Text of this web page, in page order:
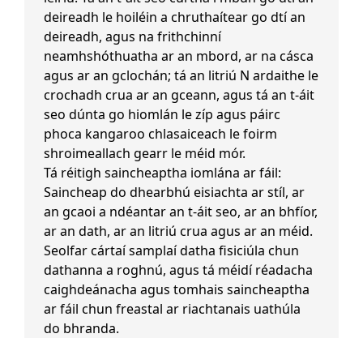
deireadh le hoiléin a chruthaítear go dtí an
deireadh, agus na frithchinní
neamhshóthuatha ar an mbord, ar na cásca
agus ar an gclochán; tá an litriú N ardaithe le
crochadh crua ar an gceann, agus tá an t-áit
seo dúnta go hiomlán le zíp agus páirc
phoca kangaroo chlasaiceach le foirm
shroimeallach gearr le méid mór.
Tá réitigh saincheaptha iomlána ar fáil:
Saincheap do dhearbhú eisiachta ar stíl, ar
an gcaoi a ndéantar an t-áit seo, ar an bhfíor,
ar an dath, ar an litriú crua agus ar an méid.
Seolfar cártaí samplaí datha fisiciúla chun
dathanna a roghnú, agus tá méidí réadacha
caighdeánacha agus tomhais saincheaptha
ar fáil chun freastal ar riachtanais uathúla
do bhranda.